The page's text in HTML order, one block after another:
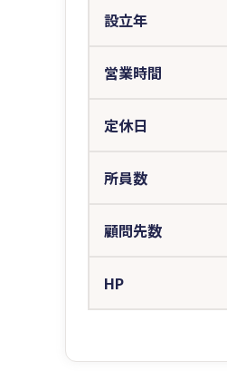
設立年
営業時間
定休日
所員数
顧問先数
HP